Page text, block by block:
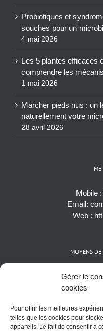
Gérer le
cookies
Pour offrir les meilleures
telles que les cookies pour
appareils. Le fait de consentir à
Probiotiques et
souches pour un
4 mai 2026
Les 5 plantes efficaces
comprendre les
1 mai 2026
Marcher pieds nus : un
naturellement votre
28 avril 2026
Mobile :
Email:
Web :
MOYENS
Cartes bancaires